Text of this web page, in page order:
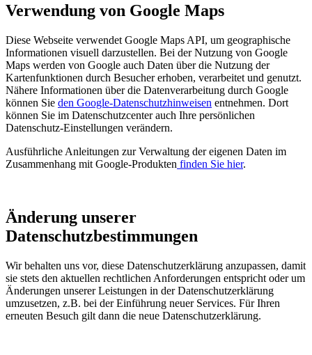
Verwendung von Google Maps
Diese Webseite verwendet Google Maps API, um geographische
Informationen visuell darzustellen. Bei der Nutzung von Google
Maps werden von Google auch Daten über die Nutzung der
Kartenfunktionen durch Besucher erhoben, verarbeitet und genutzt.
Nähere Informationen über die Datenverarbeitung durch Google
können Sie den Google-Datenschutzhinweisen entnehmen. Dort
können Sie im Datenschutzcenter auch Ihre persönlichen
Datenschutz-Einstellungen verändern.
Ausführliche Anleitungen zur Verwaltung der eigenen Daten im
Zusammenhang mit Google-Produkten finden Sie hier.
Änderung unserer
Datenschutzbestimmungen
Wir behalten uns vor, diese Datenschutzerklärung anzupassen, damit
sie stets den aktuellen rechtlichen Anforderungen entspricht oder um
Änderungen unserer Leistungen in der Datenschutzerklärung
umzusetzen, z.B. bei der Einführung neuer Services. Für Ihren
erneuten Besuch gilt dann die neue Datenschutzerklärung.